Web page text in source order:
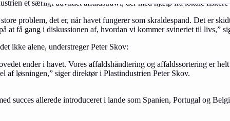
et særligt udviklet affaldstrawl, der med hjælp fra lokale fiskere
problem, det er, når havet fungerer som skraldespand. Det er
at få gang i diskussionen af, hvordan vi kommer svineriet til livs,”
ikke alene, understreger Peter Skov:
ender i havet. Vores affaldshåndtering og affaldssortering er
af løsningen,” siger direktør i Plastindustrien Peter Skov.
succes allerede introduceret i lande som Spanien, Portugal og